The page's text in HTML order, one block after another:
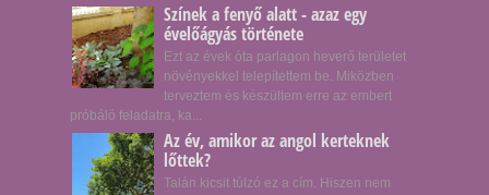
Színek a fenyő alatt - azaz egy
évelőágyás története
Ezt az évek óta parlagon heverő területet
növényekkel telepítettem be. Miközben
terveztem és készültem erre az embert
próbáló feladatra, ka...
Az év, amikor az angol kerteknek
lőttek?
Talán kicsit túlzó ez a cím. Hiszen nem